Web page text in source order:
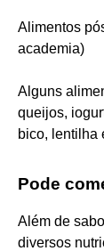
Alimentos
academia)
Alguns
queijos,
bico, lentilha
Pode
Além de
diversos